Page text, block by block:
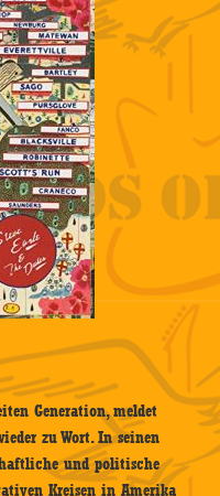
Generation, meldet
zu Wort. In seinen
und politische
Kreisen in Amerika